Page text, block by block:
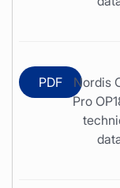
PDF
Nordis
Pro